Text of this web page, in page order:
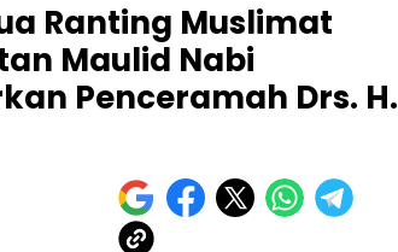
Ranting Muslimat
Maulid Nabi
Penceramah Drs. H.